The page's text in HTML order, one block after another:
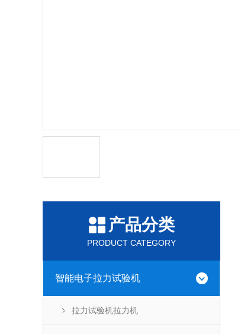
产品分类
PRODUCT CATEGORY
智能电子拉力试验机
拉力试验机拉力机